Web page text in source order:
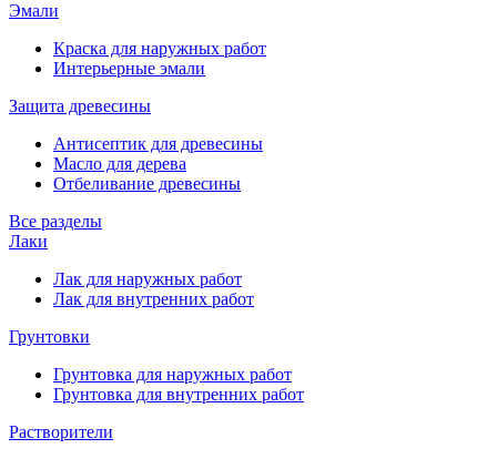
Эмали
Краска для наружных работ
Интерьерные эмали
Защита древесины
Антисептик для древесины
Масло для дерева
Отбеливание древесины
Все разделы
Лаки
Лак для наружных работ
Лак для внутренних работ
Грунтовки
Грунтовка для наружных работ
Грунтовка для внутренних работ
Растворители